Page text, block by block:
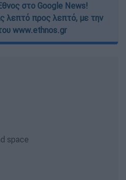
στο Google News!
λεπτό προς λεπτό, με την
www.ethnos.gr